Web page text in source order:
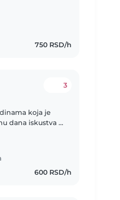
750 RSD/h
3
koja je
dana iskustva u
600 RSD/h